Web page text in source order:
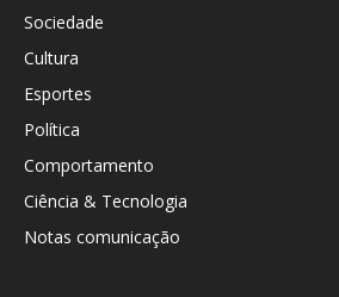
Sociedade
Cultura
Esportes
Política
Comportamento
Ciência & Tecnologia
Notas comunicação